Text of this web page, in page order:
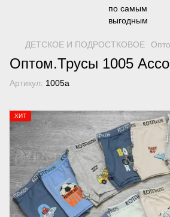
ДЕТСКОЕ И ПОДРОСТКОВОЕ
Оптом.Трусы 1005
Артикул: 1005а
ХИТ